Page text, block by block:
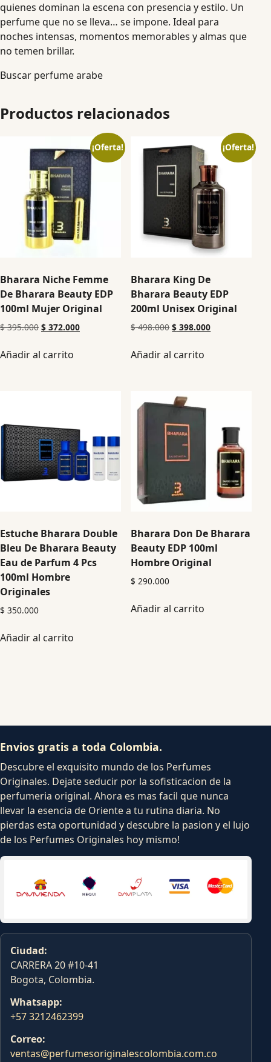
quienes dominan la escena con presencia y estilo. Un
perfume que no se lleva… se impone. Ideal para
noches intensas, momentos memorables y almas que
no temen brillar.
Buscar perfume arabe
Productos relacionados
¡Oferta!
Bharara Niche Femme
De Bharara Beauty EDP
100ml Mujer Original
$395.000 $ 372.000
Añadir al carrito
¡Oferta!
Bharara King De
Bharara Beauty EDP
200ml Unisex Original
$498.000 $ 398.000
Añadir al carrito
Estuche Bharara Double
Bleu De Bharara Beauty
Eau de Parfum 4 Pcs
100ml Hombre
Originales
$ 350.000
Añadir al carrito
Bharara Don De Bharara
Beauty EDP 100ml
Hombre Original
$ 290.000
Añadir al carrito
Envios gratis a toda Colombia.
Descubre el exquisito mundo de los Perfumes
Originales. Dejate seducir por la sofisticacion de la
perfumeria original. Ahora es mas facil que nunca
llevar la esencia de Oriente a tu rutina diaria. No
pierdas esta oportunidad y descubre la pasion y el lujo
de los Perfumes Originales hoy mismo!
Ciudad:
CARRERA 20 #10-41
Bogota, Colombia.
Whatsapp:
+57 3212462399
Correo:
ventas@perfumesoriginalescolombia.com.co